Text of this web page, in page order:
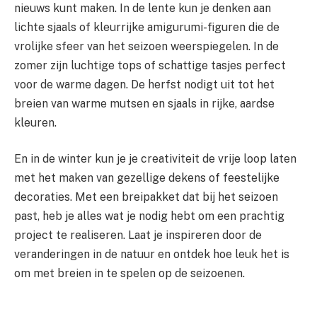
nieuws kunt maken. In de lente kun je denken aan
lichte sjaals of kleurrijke amigurumi-figuren die de
vrolijke sfeer van het seizoen weerspiegelen. In de
zomer zijn luchtige tops of schattige tasjes perfect
voor de warme dagen. De herfst nodigt uit tot het
breien van warme mutsen en sjaals in rijke, aardse
kleuren.
En in de winter kun je je creativiteit de vrije loop laten
met het maken van gezellige dekens of feestelijke
decoraties. Met een breipakket dat bij het seizoen
past, heb je alles wat je nodig hebt om een prachtig
project te realiseren. Laat je inspireren door de
veranderingen in de natuur en ontdek hoe leuk het is
om met breien in te spelen op de seizoenen.